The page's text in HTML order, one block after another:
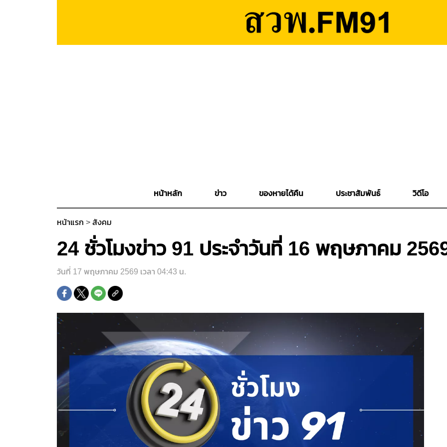
หน้าหลัก ข่าว ของหายได้คืน ประชาสัมพันธ์ วิดีโอ
หน้าแรก > สังคม
24 ชั่วโมงข่าว 91 ประจำวันที่ 16 พฤษภาคม
วันที่ 17 พฤษภาคม 2569 เวลา 04:43 น.